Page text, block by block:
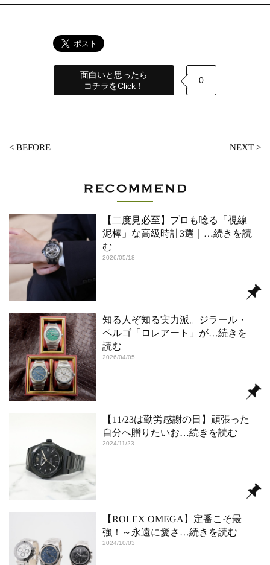
面白いと思ったら
コチラをClick！
0
<BEFORE NEXT>
【二度見必至】プロも唸る「視線
泥棒」な高級時計3選｜ …続きを読
む
2026/05/18
知る人ぞ知る実力派。ジラール・
ペルゴ「ロレアート」が…続きを
読む
2026/04/05
【11/23は勤労感謝の日】頑張った
自分へ贈りたいお…続きを読む
2024/11/23
【ROLEX OMEGA】定番こそ最
強！～永遠に愛さ …続きを読む
2024/10/03